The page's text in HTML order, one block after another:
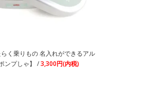
く乗りもの 名入れができるアル
ンプしゃ】 /3,300円(内税)